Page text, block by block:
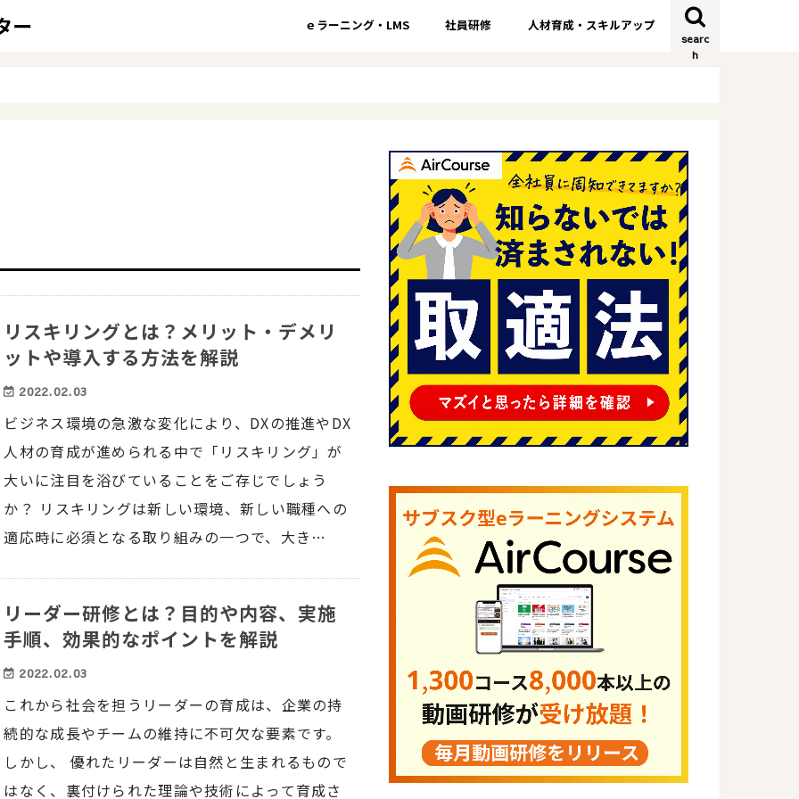
searc
h
ｅラーニング・LMS 社員研修 人材育成・スキルアップ
リスキリングとは？メリット・デメリ
ットや導入する方法を解説
2022.02.03
ビジネス環境の急激な変化により、DXの推進やDX
人材の育成が進められる中で「リスキリング」が
大いに注目を浴びていることをご存じでしょう
か？ リスキリングは新しい環境、新しい職種への
適応時に必須となる取り組みの一つで、大き…
リーダー研修とは？目的や内容、実施
手順、効果的なポイントを解説
2022.02.03
これから社会を担うリーダーの育成は、企業の持
続的な成長やチームの維持に不可欠な要素です。
しかし、 優れたリーダーは自然と生まれるもので
はなく、裏付けられた理論や技術によって育成さ